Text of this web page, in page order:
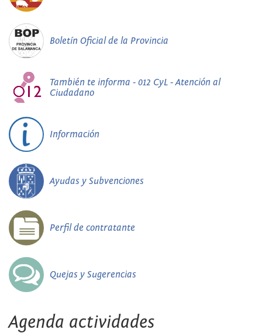
Boletín Oficial de la Provincia
También te informa - 012 CyL - Atención al
Ciudadano
Información
Ayudas y Subvenciones
Perfil de contratante
Quejas y Sugerencias
Agenda actividades